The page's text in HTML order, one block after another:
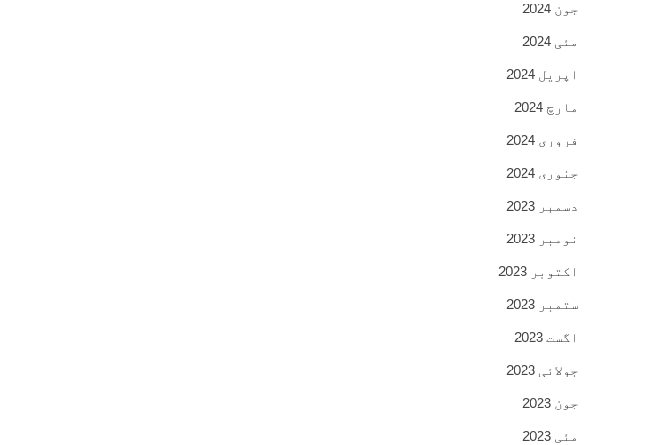
جون 2024
مئی 2024
اپریل 2024
مارچ 2024
فروری 2024
جنوری 2024
دسمبر 2023
نومبر 2023
اکتوبر 2023
ستمبر 2023
اگست 2023
جولائی 2023
جون 2023
مئی 2023